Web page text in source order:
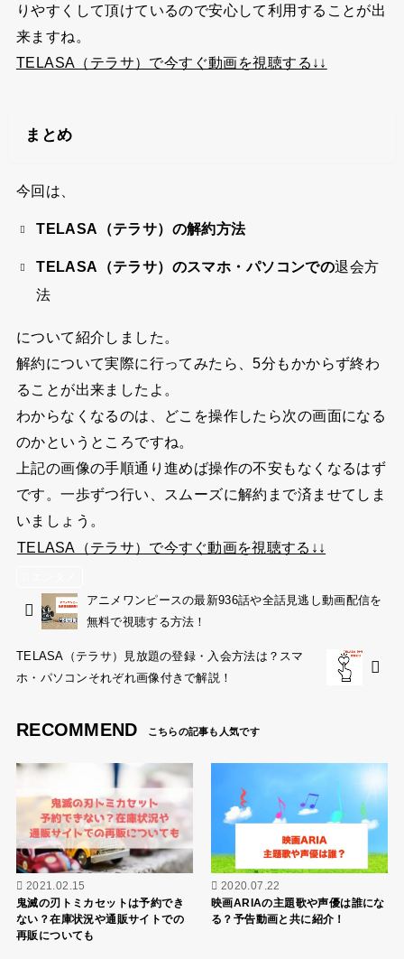
りやすくして頂けているので安心して利用することが出
来ますね。
TELASA（テラサ）で今すぐ動画を視聴する↓↓
まとめ
今回は、
TELASA（テラサ）の解約方法
TELASA（テラサ）のスマホ・パソコンでの退会方
法
について紹介しました。
解約について実際に行ってみたら、5分もかからず終わ
ることが出来ましたよ。
わからなくなるのは、どこを操作したら次の画面になる
のかというところですね。
上記の画像の手順通り進めば操作の不安もなくなるはず
です。一歩ずつ行い、スムーズに解約まで済ませてしま
いましょう。
TELASA（テラサ）で今すぐ動画を視聴する↓↓
アニメワンピースの最新936話や全話見逃し動画配信を
無料で視聴する方法！
TELASA（テラサ）見放題の登録・入会方法は？スマ
ホ・パソコンそれぞれ画像付きで解説！
RECOMMEND
2021.02.15
鬼滅の刃トミカセットは予約でき
ない？在庫状況や通販サイトでの
再販についても
2020.07.22
映画ARIAの主題歌や声優は誰にな
る？予告動画と共に紹介！